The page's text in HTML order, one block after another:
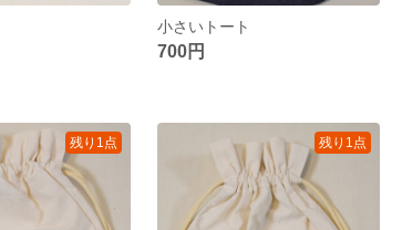
小さいトート
700円
残り1点 残り1点